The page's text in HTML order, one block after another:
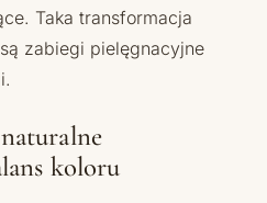
Taka transformacja
zabiegi pielęgnacyjne
koloru